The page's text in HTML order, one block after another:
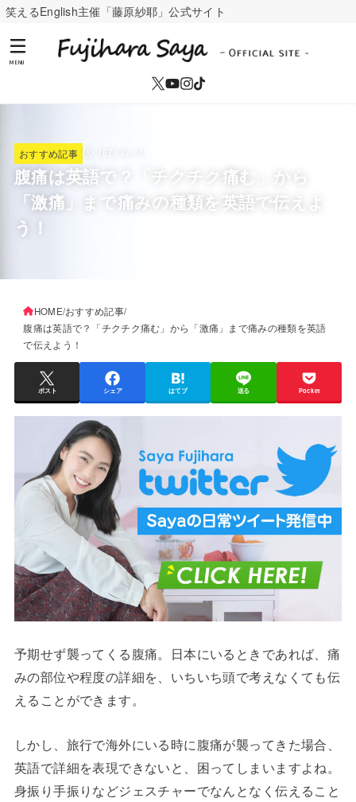
笑えるEnglish主催「藤原紗耶」公式サイト
MENU
おすすめ記事
腹痛は英語で？「チクチク痛む」から
「激痛」まで痛みの種類を英語で伝えよ
う！
HOME おすすめ記事
腹痛は英語で？「チクチク痛む」から「激痛」まで痛みの種類を英語
で伝えよう！
ポスト シェア はてブ 送る Pocket
予期せず襲ってくる腹痛。日本にいるときであれば、痛
みの部位や程度の詳細を、いちいち頭で考えなくても伝
えることができます。
しかし、旅行で海外にいる時に腹痛が襲ってきた場合、
英語で詳細を表現できないと、困ってしまいますよね。
身振り手振りなどジェスチャーでなんとなく伝えること